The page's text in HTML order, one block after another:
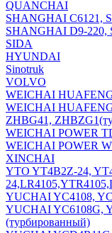
QUANCHAI
SHANGHAI C6121,
SHANGHAI D9-220,
SIDA
HYUNDAI
Sinotruk
VOLVO
WEICHAI
WEICHAI
ZHBG41,
WEICHAI POWER
WEICHAI POWER
XINCHAI
YTO YT4B2Z-24,
YUCHAI YC4108,
YUCHAI YC6108G,
(турбированный)